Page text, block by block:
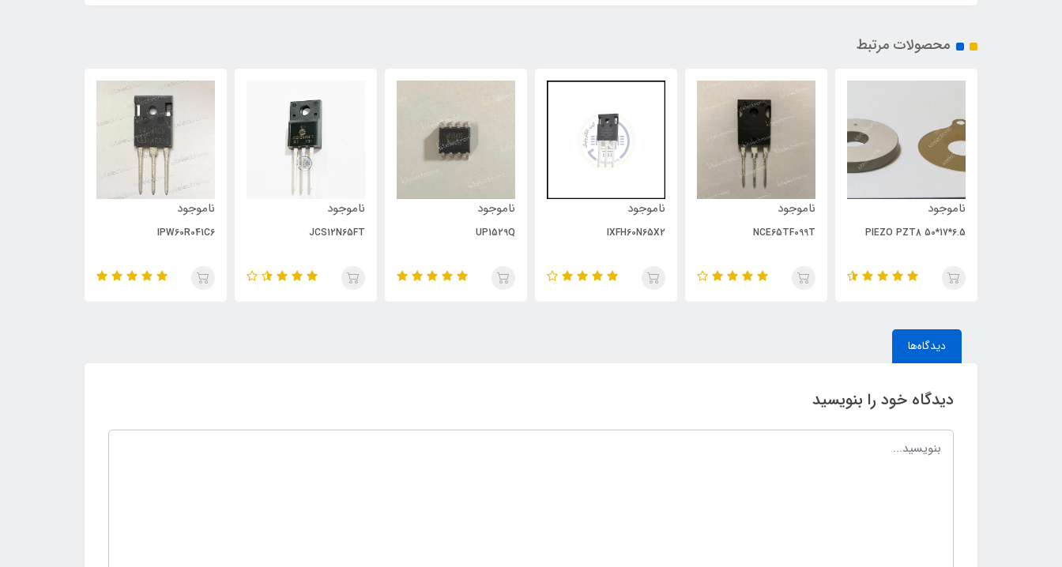
محصولات مرتبط
ناموجود
PIEZO PZT8 50*17*6.5
ناموجود
NCE65TF099T
ناموجود
IXFH60N65X2
ناموجود
UP1529Q
ناموجود
JCS12N65FT
ناموجود
IPW60R041C6
دیدگاه‌ها
دیدگاه خود را بنویسید